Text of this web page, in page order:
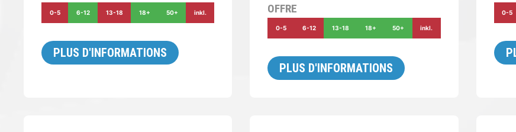
0-5 6-12 13-18 18+ 50+ inkl.
PLUS D'INFORMATIONS
OFFRE
0-5 6-12 13-18 18+ 50+ inkl.
PLUS D'INFORMATIONS
0-5